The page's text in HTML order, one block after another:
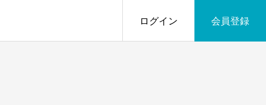
ログイン 会員登録